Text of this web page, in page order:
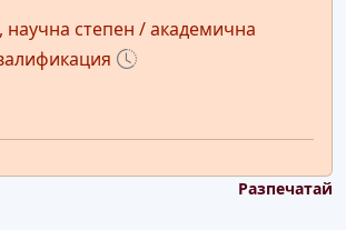
степен / академична
Разпечатай